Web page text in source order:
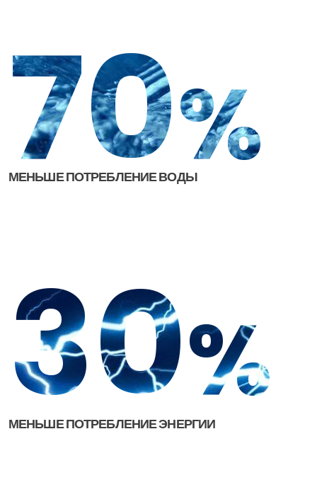
70%
МЕНЬШЕ ПОТРЕБЛЕНИЕ ВОДЫ
30%
МЕНЬШЕ ПОТРЕБЛЕНИЕ ЭНЕРГИИ